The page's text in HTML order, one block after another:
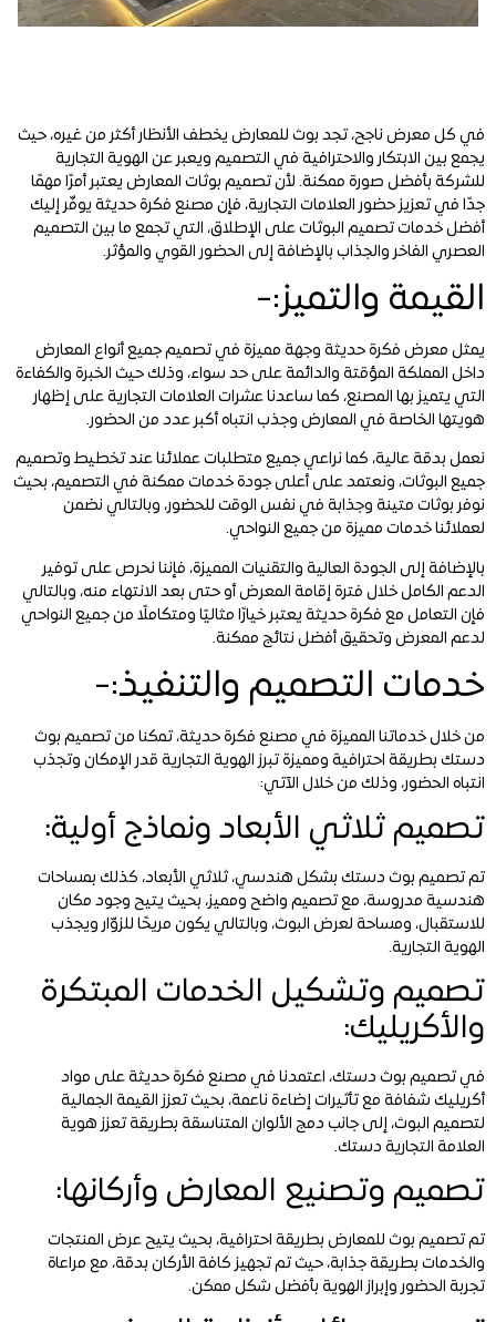
في كل معرض ناجح، تجد بوث للمعارض يخطف الأنظار أكثر من غيره، حيث
يجمع بين الابتكار والاحترافية في التصميم ويعبر عن الهوية التجارية
للشركة بأفضل صورة ممكنة. لأن تصميم بوثات المعارض يعتبر أمرًا مهمًا
جدًا في تعزيز حضور العلامات التجارية، فإن مصنع فكرة حديثة يوفّر إليك
أفضل خدمات تصميم البوثات على الإطلاق، التي تجمع ما بين التصميم
العصري الفاخر والجذاب بالإضافة إلى الحضور القوي والمؤثر.
القيمة والتميز:-
يمثل معرض فكرة حديثة وجهة مميزة في تصميم جميع أنواع المعارض
داخل المملكة المؤقتة والدائمة على حد سواء، وذلك حيث الخبرة والكفاءة
التي يتميز بها المصنع، كما ساعدنا عشرات العلامات التجارية على إظهار
هويتها الخاصة في المعارض وجذب انتباه أكبر عدد من الحضور.
نعمل بدقة عالية، كما نراعي جميع متطلبات عملائنا عند تخطيط وتصميم
جميع البوثات، ونعتمد على أعلى جودة خدمات ممكنة في التصميم، بحيث
نوفر بوثات متينة وجذابة في نفس الوقت للحضور، وبالتالي نضمن
لعملائنا خدمات مميزة من جميع النواحي.
بالإضافة إلى الجودة العالية والتقنيات المميزة، فإننا نحرص على توفير
الدعم الكامل خلال فترة إقامة المعرض أو حتى بعد الانتهاء منه، وبالتالي
فإن التعامل مع فكرة حديثة يعتبر خيارًا مثاليًا ومتكاملًا من جميع النواحي
لدعم المعرض وتحقيق أفضل نتائج ممكنة.
خدمات التصميم والتنفيذ:-
من خلال خدماتنا المميزة في مصنع فكرة حديثة، تمكنا من تصميم بوث
دستك بطريقة احترافية ومميزة تبرز الهوية التجارية قدر الإمكان وتجذب
انتباه الحضور، وذلك من خلال الآتي:
تصميم ثلاثي الأبعاد ونماذج أولية:
تم تصميم بوث دستك بشكل هندسي، ثلاثي الأبعاد، كذلك بمساحات
هندسية مدروسة، مع تصميم واضح ومميز، بحيث يتيح وجود مكان
للاستقبال، ومساحة لعرض البوث، وبالتالي يكون مريحًا للزوّار ويجذب
الهوية التجارية.
تصميم وتشكيل الخدمات المبتكرة
والأكريليك:
في تصميم بوث دستك، اعتمدنا في مصنع فكرة حديثة على مواد
أكريليك شفافة مع تأثيرات إضاءة ناعمة، بحيث تعزز القيمة الجمالية
لتصميم البوث، إلى جانب دمج الألوان المتناسقة بطريقة تعزز هوية
العلامة التجارية دستك.
تصميم وتصنيع المعارض وأركانها:
تم تصميم بوث للمعارض بطريقة احترافية، بحيث يتيح عرض المنتجات
والخدمات بطريقة جذابة، حيث تم تجهيز كافة الأركان بدقة، مع مراعاة
تجربة الحضور وإبراز الهوية بأفضل شكل ممكن.